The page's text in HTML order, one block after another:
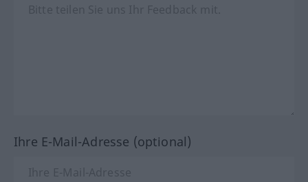
Ihre E-Mail-Adresse (optional)